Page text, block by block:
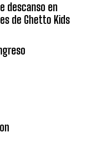
descanso en
de Ghetto Kids